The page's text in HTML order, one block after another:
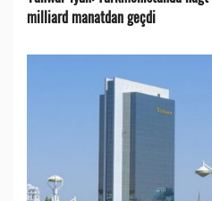
milliard manatdan geçdi